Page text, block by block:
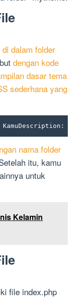
dalam folder
dengan kode
dasar tema
sederhana yang
nama folder
itu, kamu
untuk
Kelamin
file index.php